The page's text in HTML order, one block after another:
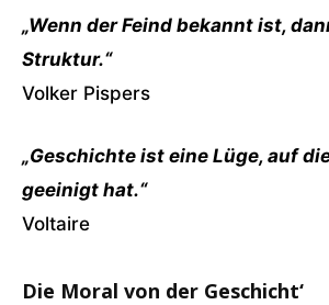
„Wenn der Feind bekannt ist,
Struktur.“
Volker Pispers
„Geschichte ist eine Lüge, auf
geeinigt hat.“
Voltaire
Die Moral von der Geschicht‘